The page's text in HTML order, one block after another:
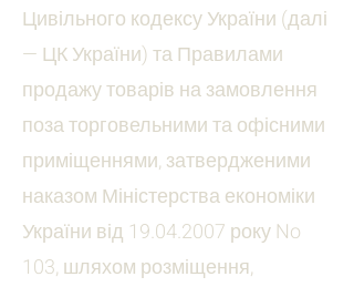
Цивільного кодексу України (далі
— ЦК України) та Правилами
продажу товарів на замовлення
поза торговельними та офісними
приміщеннями, затвердженими
наказом Міністерства економіки
України від 19.04.2007 року No
103, шляхом розміщення,